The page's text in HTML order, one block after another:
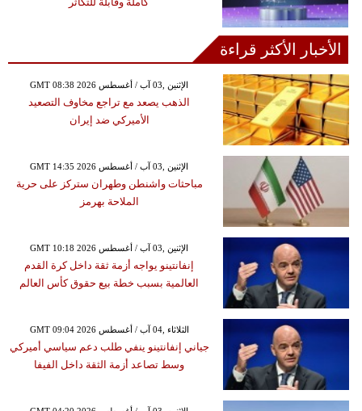
الأخبار الأكثر قراءة
GMT 08:38 2026 الإثنين ,03 آب / أغسطس
الذهب يصعد مع تراجع مخاوف التصعيد
الأميركي ضد إيران
GMT 14:35 2026 الإثنين ,03 آب / أغسطس
مباحثات واشنطن وطهران ستركز على حرية
الملاحة بهرمز
GMT 10:18 2026 الإثنين ,03 آب / أغسطس
إنفانتينو يواجه أزمة ثقة داخل كرة القدم
العالمية بسبب خطة بيع حقوق كأس العالم
GMT 09:04 2026 الثلاثاء ,04 آب / أغسطس
جياني إنفانتينو ينفي طلب دعم سياسي أميركي
وسط تصاعد أزمة الثقة داخل الفيفا